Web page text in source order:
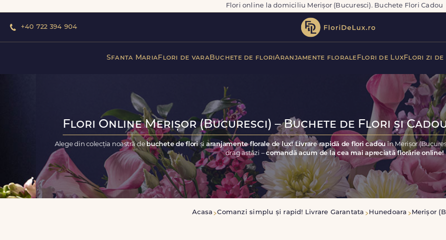
Flori online la domiciliu Merișor (Bucuresci). Buchete Flori Cadou
+40 722 394 904
Sfanta MariaFlori de varaBuchete de floriAranjamente florale Flori de LuxFlori zi de
Flori Online Merișor (Bucuresci) – Buchete de Flori și
Alege din colecția noastră debuchete de floriși aranjamente florale de lux! Livrare rapidă de flori cadou în Merișor
drag astăzi –comandă acum de la cea mai apreciată florărie online!
Acasa Comanzi simplu și rapid! Livrare Garantata Hunedoara Merișor